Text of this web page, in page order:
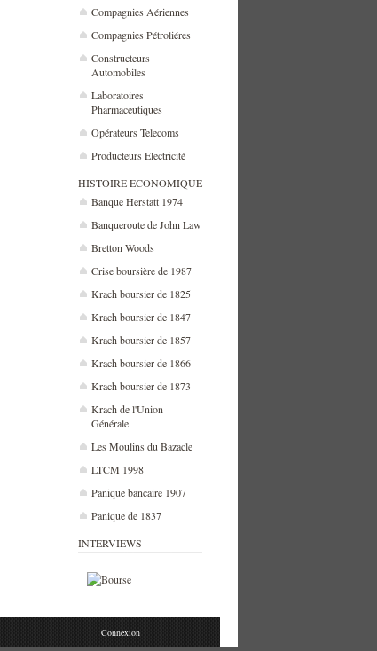
Compagnies Aériennes
Compagnies Pétroliéres
Constructeurs
Automobiles
Laboratoires
Pharmaceutiques
Opérateurs Telecoms
Producteurs Electricité
HISTOIRE ECONOMIQUE
Banque Herstatt 1974
Banqueroute de John Law
Bretton Woods
Crise boursière de 1987
Krach boursier de 1825
Krach boursier de 1847
Krach boursier de 1857
Krach boursier de 1866
Krach boursier de 1873
Krach de l'Union
Générale
Les Moulins du Bazacle
LTCM 1998
Panique bancaire 1907
Panique de 1837
INTERVIEWS
Connexion